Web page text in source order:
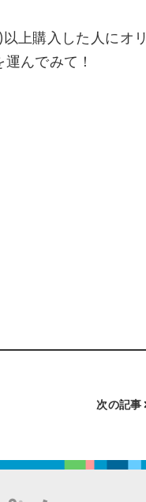
上購入した人にオリ
んでみて！
次の記事